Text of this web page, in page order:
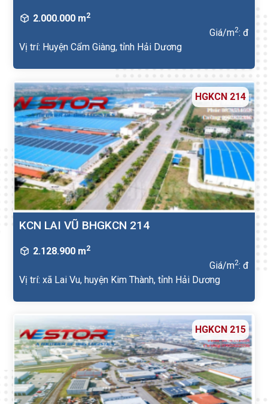
2.000.000 m2
Giá/m2: đ
Vị trí: Huyện Cẩm Giàng, tỉnh Hải Dương
HGKCN 214
KCN LAI VŨ BHGKCN 214
2.128.900 m2
Giá/m2: đ
Vị trí: xã Lai Vu, huyện Kim Thành, tỉnh Hải Dương
HGKCN 215